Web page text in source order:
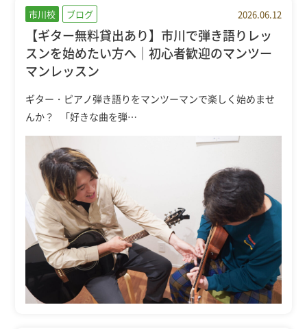
市川校 ブログ 2026.06.12
【ギター無料貸出あり】市川で弾き語りレッ
スンを始めたい方へ｜初心者歓迎のマンツー
マンレッスン
ギター・ピアノ弾き語りをマンツーマンで楽しく始めませ
んか？ 「好きな曲を弾…